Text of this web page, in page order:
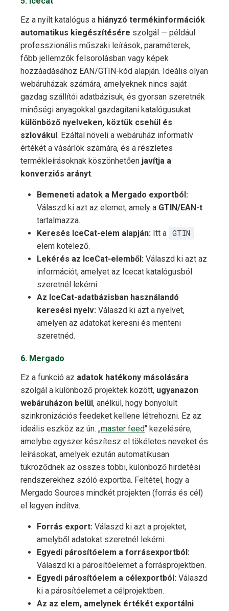
Ez a nyílt katalógus a hiányzó termékinformációk
automatikus kiegészítésére szolgál — például
professzionális műszaki leírások, paraméterek,
főbb jellemzők felsorolásban vagy képek
hozzáadásához EAN/GTIN-kód alapján. Ideális olyan
webáruházak számára, amelyeknek nincs saját
gazdag szállítói adatbázisuk, és gyorsan szeretnék
minőségi anyagokkal gazdagítani katalógusukat
különböző nyelveken, köztük csehül és
szlovákul . Ezáltal növeli a webáruház informatív
értékét a vásárlók számára, és a részletes
termékleírásoknak köszönhetően javítja a
konverziós arányt.
Bemeneti adatok a Mergado exportból:
Válaszd ki azt az elemet, amely a GTIN/EAN-t
tartalmazza.
Keresés IceCat-elem alapján: Itt a GTIN
elem kötelező.
Lekérés az IceCat-elemből: Válaszd ki azt az
információt, amelyet az Icecat katalógusból
szeretnél lekérni.
Az IceCat-adatbázisban használandó
keresési nyelv: Válaszd ki azt a nyelvet,
amelyen az adatokat keresni és menteni
szeretnéd.
6. Mergado
Ez a funkció az adatok hatékony másolására
szolgál a különböző projektek között, ugyanazon
webáruházon belül , anélkül, hogy bonyolult
szinkronizációs feedeket kellene létrehozni. Ez az
ideális eszköz az ún. „master feed" kezelésére,
amelybe egyszer készítesz el tökéletes neveket és
leírásokat, amelyek ezután automatikusan
tükröződnek az összes többi, különböző hirdetési
rendszerekhez szóló exportba. Feltétel, hogy a
Mergado Sources mindkét projekten (forrás és cél)
el legyen indítva.
Forrás export: Válaszd ki azt a projektet,
amelyből adatokat szeretnél lekérni.
Egyedi párosítóelem a forrásexportból:
Válaszd ki a párosítóelemet a forrásprojektben.
Egyedi párosítóelem a célexportból: Válaszd
ki a párosítóelemet a célprojektben.
Az az elem, amelynek értékét exportálni